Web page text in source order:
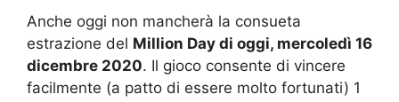
Anche oggi non mancherà la consueta
estrazione del Million Day di oggi, mercoledì 16
dicembre 2020. Il gioco consente di vincere
facilmente (a patto di essere molto fortunati) 1